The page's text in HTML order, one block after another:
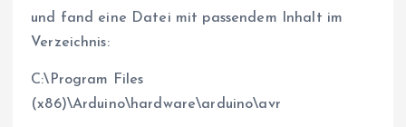
und fand eine Datei mit passendem Inhalt im
Verzeichnis:
C:\Program Files
(x86)\Arduino\hardware\arduino\avr